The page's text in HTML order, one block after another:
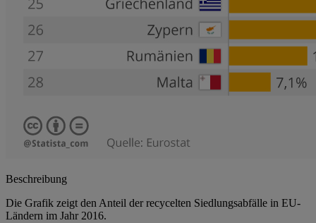
Beschreibung
Die Grafik zeigt den Anteil der recycelten Siedlungsabfälle in EU-
Ländern im Jahr 2016.